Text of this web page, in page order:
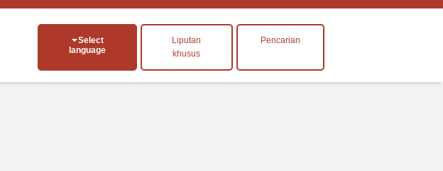
Select
language
Liputan
khusus
Pencarian